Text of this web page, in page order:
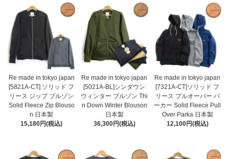
Re made in tokyo japan
[5821A-CT] ソリッド フ
リース ジップ ブルゾン
Solid Fleece Zip Blouso
n 日本製
15,180円(税込)
Re made in tokyo japan
[5021A-BL]シンダウン
ウィンター ブルゾン Thi
n Down Winter Blouson
日本製
36,300円(税込)
Re made in tokyo japan
[7321A-CT]ソリッド フ
リース プルオーバー パ
ーカー Solid Fleece Pull
Over Parka 日本製
12,100円(税込)